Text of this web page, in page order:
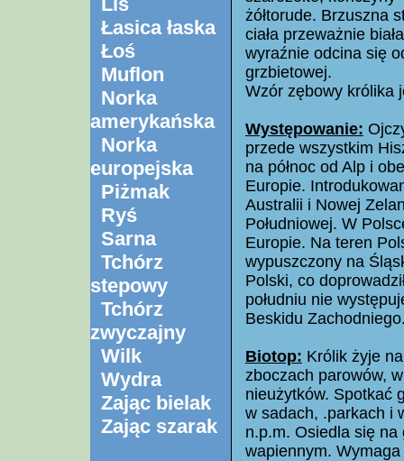
Łasica łaska
Łoś
Muflon
Norka
amerykańska
Norka
europejska
Piżmak
Ryś
Sarna
Tchórz
stepowy
Tchórz
zwyczajny
Wilk
Wydra
Zając bielak
Zając szarak
żółtorude. Brzuszna
ciała przeważnie
wyraźnie odcina się
grzbietowej.
Wzór zębowy królika
Występowanie:
przede wszystkim
na północ od Alp i
Europie.
Australii i Nowej
Południowej. W
Europie. Na teren
wypuszczony na
Polski, co
południu nie
Beskidu
Biotop: Królik żyje
zboczach parowów,
nieużytków. Spotkać
w sadach, .parkach i
n.p.m. Osiedla się na
wapiennym.